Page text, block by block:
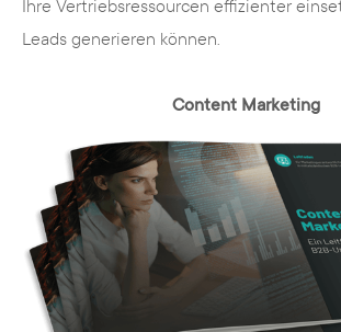
wie die weiteren Maßnahmen der
Suchmaschinenoptimierung
der Seite platziert werden und
auf der Seite zusätzlichen Nutzen
können, wird sinnvoller Weise
Webdesign festgelegt.
Ihre Vertriebsressourcen effizienter
Leads generieren können.
Content Marketing